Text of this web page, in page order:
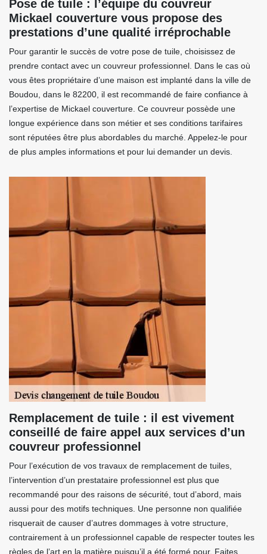
Pose de tuile : l’équipe du couvreur
Mickael couverture vous propose des
prestations d’une qualité irréprochable
Pour garantir le succès de votre pose de tuile, choisissez de
prendre contact avec un couvreur professionnel. Dans le cas où
vous êtes propriétaire d’une maison est implanté dans la ville de
Boudou, dans le 82200, il est recommandé de faire confiance à
l’expertise de Mickael couverture. Ce couvreur possède une
longue expérience dans son métier et ses conditions tarifaires
sont réputées être plus abordables du marché. Appelez-le pour
de plus amples informations et pour lui demander un devis.
Remplacement de tuile : il est vivement
conseillé de faire appel aux services d’un
couvreur professionnel
Pour l’exécution de vos travaux de remplacement de tuiles,
l’intervention d’un prestataire professionnel est plus que
recommandé pour des raisons de sécurité, tout d’abord, mais
aussi pour des motifs techniques. Une personne non qualifiée
risquerait de causer d’autres dommages à votre structure,
contrairement à un professionnel capable de respecter toutes les
règles de l’art en la matière puisqu’il a été formé pour. Faites